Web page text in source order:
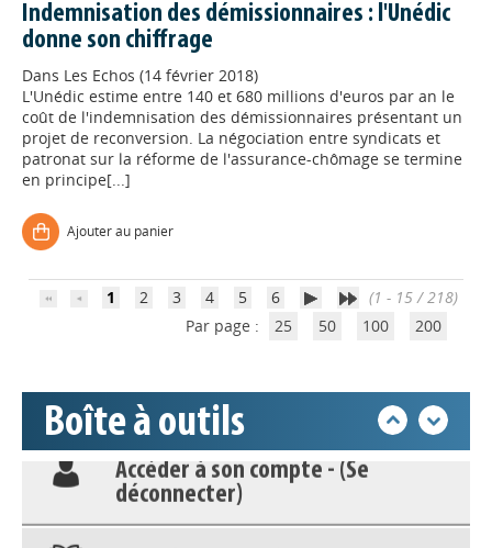
Indemnisation des démissionnaires : l'Unédic
donne son chiffrage
Dans Les Echos (14 février 2018)
L'Unédic estime entre 140 et 680 millions d'euros par an le
coût de l'indemnisation des démissionnaires présentant un
projet de reconversion. La négociation entre syndicats et
patronat sur la réforme de l'assurance-chômage se termine
en principe[...]
Ajouter au panier
1 2 3 4 5 6
(1 - 15 / 218)
Par page :
25 50 100 200
Boîte à outils
Déposer une actu !
Accéder à son compte - (Se
déconnecter)
Base documentaire